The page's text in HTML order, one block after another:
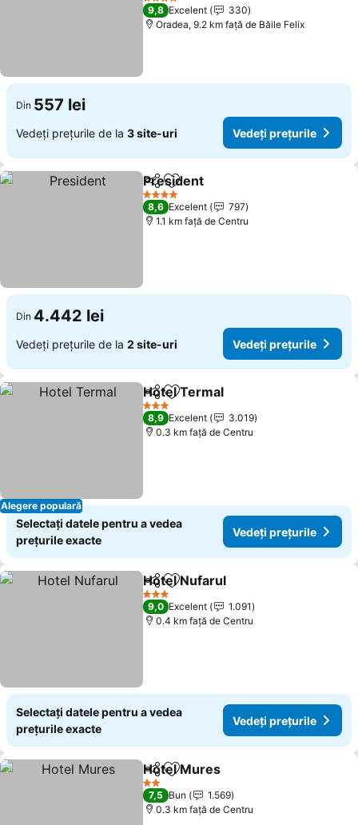
4 Stele
9,8 Excelent
330
Oradea, 9.2 km faţă de Băile Felix
Din 557 lei
Vedeți prețurile de la 3 site-uri Vedeți prețurile
DistribuițiAdăugaţi la favorite
President
4 Stele
8,6 Excelent
797
1.1 km faţă de Centru
Din 4.442 lei
Vedeți prețurile de la 2 site-uri Vedeți prețurile
Alegere populară
DistribuițiAdăugaţi la favorite
Hotel Termal
3 Stele
8,9 Excelent
3.019
0.3 km faţă de Centru
Selectați datele pentru a vedea
prețurile exacte
Vedeți prețurile
DistribuițiAdăugaţi la favorite
Hotel Nufarul
3 Stele
9,0 Excelent
1.091
0.4 km faţă de Centru
Selectați datele pentru a vedea
prețurile exacte
Vedeți prețurile
DistribuițiAdăugaţi la favorite
Hotel Mures
2 Stele
7,5 Bun
1.569
0.3 km faţă de Centru